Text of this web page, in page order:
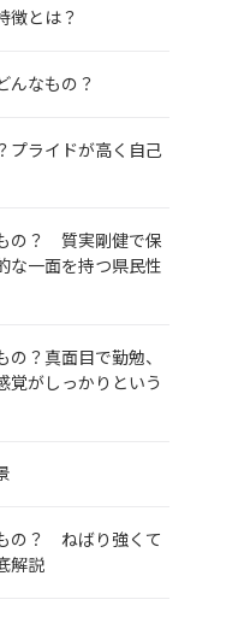
徴とは？
んなもの？
プライドが高く自己
の？ 質実剛健で保
な一面を持つ県民性
？真面目で勤勉、
覚がしっかりという
の？ ねばり強くて
解説